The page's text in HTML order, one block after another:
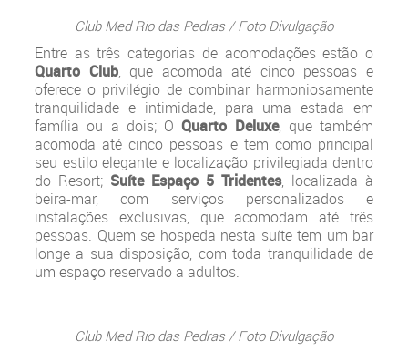
Club Med Rio das Pedras / Foto Divulgação
Entre as três categorias de acomodações estão o
Quarto Club, que acomoda até cinco pessoas e
oferece o privilégio de combinar harmoniosamente
tranquilidade e intimidade, para uma estada em
família ou a dois; OQuarto Deluxe, que também
acomoda até cinco pessoas e tem como principal
seu estilo elegante e localização privilegiada dentro
do Resort; Suíte Espaço 5 Tridentes, localizada à
beira-mar, com serviços personalizados e
instalações exclusivas, que acomodam até três
pessoas. Quem se hospeda nesta suíte tem um bar
longe a sua disposição, com toda tranquilidade de
um espaço reservado a adultos.
Club Med Rio das Pedras / Foto Divulgação